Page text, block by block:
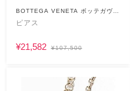
BOTTEGA VENETA ボッテガヴェ
ネタ
ピアス
¥21,582 ¥107,500